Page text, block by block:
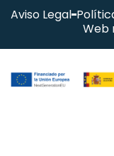
Aviso Legal
Web